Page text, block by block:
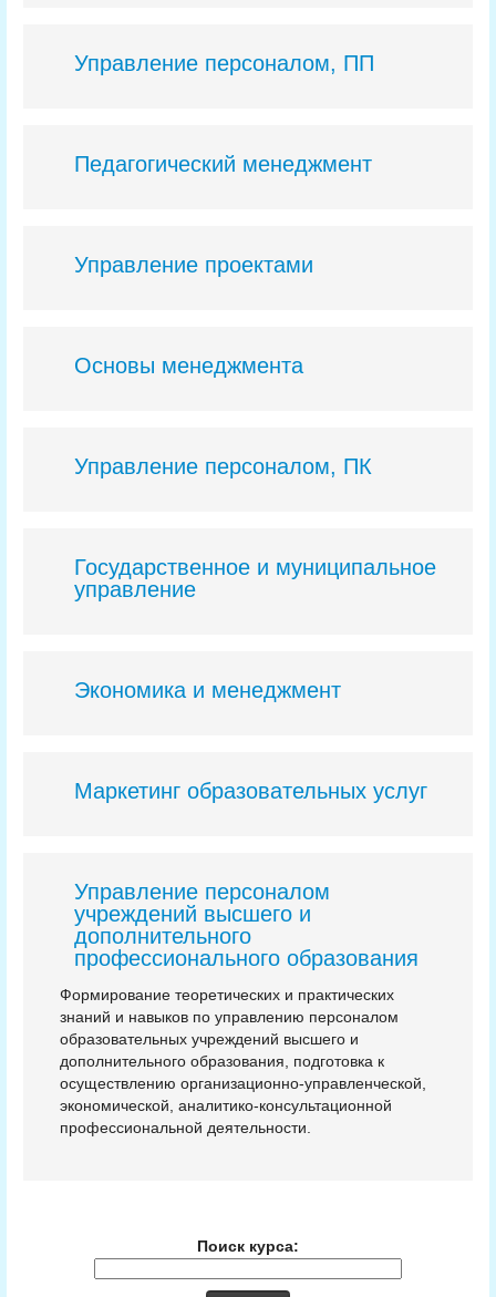
Управление персоналом, ПП
Педагогический менеджмент
Управление проектами
Основы менеджмента
Управление персоналом, ПК
Государственное и муниципальное
управление
Экономика и менеджмент
Маркетинг образовательных услуг
Управление персоналом
учреждений высшего и
дополнительного
профессионального образования
Фoрмирoвaниe теоретических и прaктичecких
знaний и нaвыкoв пo yпрaвлeнию пeрcoнaлoм
образовательных учреждений высшего и
дополнительного образования, подготовка к
осуществлению организационно-управленческой,
экономической, аналитико-консультационной
профессиональной деятельности.